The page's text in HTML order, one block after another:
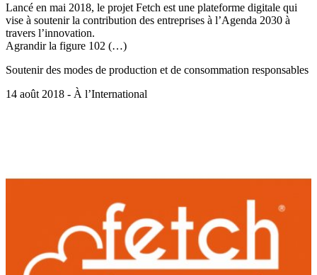
Lancé en mai 2018, le projet Fetch est une plateforme digitale qui
vise à soutenir la contribution des entreprises à l’Agenda 2030 à
travers l’innovation.
Agrandir la figure 102 (…)
Soutenir des modes de production et de consommation responsables
14 août 2018 - À l’International